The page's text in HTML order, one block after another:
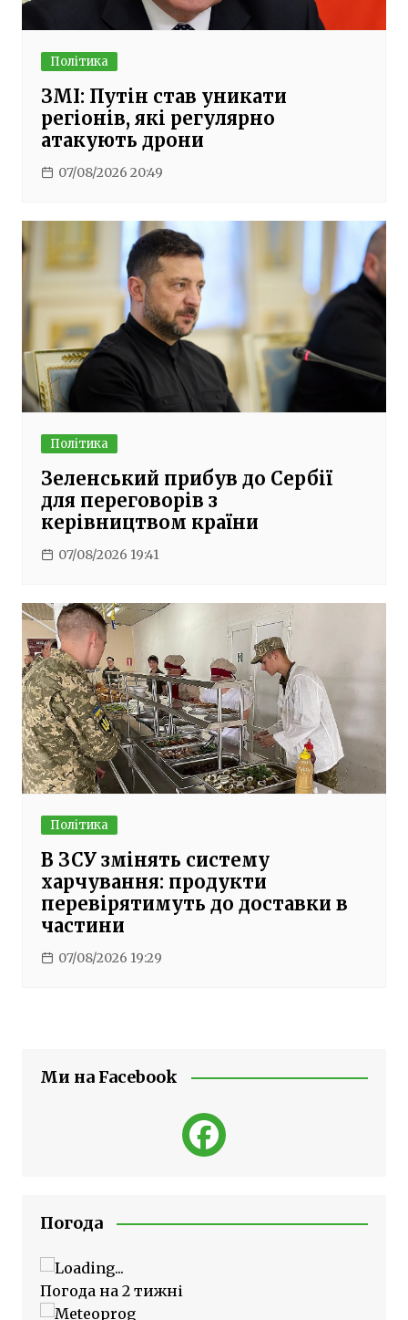
Політика
ЗМІ: Путін став уникати
регіонів, які регулярно
атакують дрони
07/08/2026 20:49
Політика
Зеленський прибув до Сербії
для переговорів з
керівництвом країни
07/08/2026 19:41
Політика
В ЗСУ змінять систему
харчування: продукти
перевірятимуть до доставки в
частини
07/08/2026 19:29
Ми на Facebook
Погода
Погода на 2 тижні